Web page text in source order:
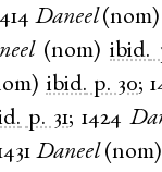
Daneel(nom)
(nom)ibid.
) ibid. p. 30;
p. 31;1424
Daneel(nom)